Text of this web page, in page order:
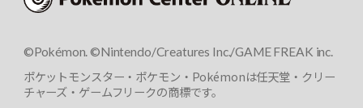
©Pokémon. ©Nintendo/Creatures Inc./GAME FREAK inc.
ポケットモンスター・ポケモン・Pokémonは任天堂・クリー
チャーズ・ゲームフリークの商標です。